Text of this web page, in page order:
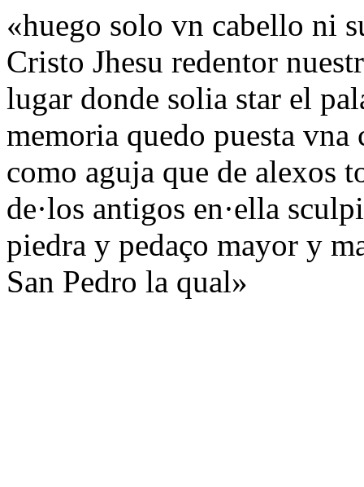
«huego solo vn cabello ni
Cristo Jhesu redentor
lugar donde solia star el
memoria quedo puesta
como aguja que de alexos
de·los antigos en·ella
piedra y pedaço mayor y
San Pedro la qual»